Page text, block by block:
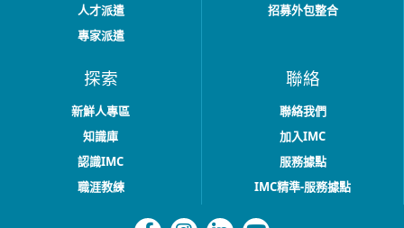
人才派遣
專家派遣
招募外包整合
探索
新鮮人專區
知識庫
認識IMC
職涯教練
聯絡
聯絡我們
加入IMC
服務據點
IMC精準-服務據點